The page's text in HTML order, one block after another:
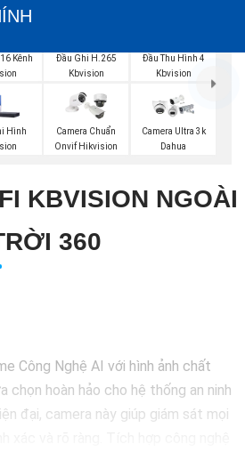
Kênh
Đầu Ghi H.265
Kbvision
Đầu Thu Hình 4
Kbvision
Hình
Camera Chuẩn
Onvif Hikvision
Camera Ultra 3k
Dahua
KBVISION NGOÀI
360
Công Nghệ AI với hình ảnh chất
chọn hoàn hảo cho hệ thống an ninh
đại, camera này giúp giám sát mọi